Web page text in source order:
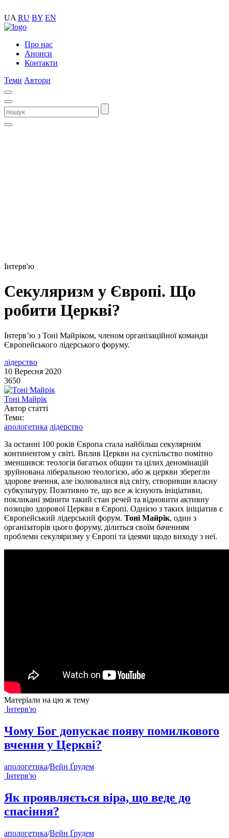
UA RU BY EN
Про нас
Анонси
Контакти
Теми Автори
Інтерв'ю
Секуляризм у Європі. Що
робити Церкві?
Інтерв’ю з Тоні Майріком, членом організаційної команди
Європейського лідерського форуму.
лідерство
10 Вересня 2020
3650
Тоні Майрік
Автор статті
Теми:
апологетика лідерство
За останні 100 років Європа стала найбільш секулярним
континентом у світі. Вплив Церкви на суспільство помітно
зменшився: теологія багатьох общин та цілих деномінацій
зруйнована ліберальною теологією, або ж церкви зберегли
здорове вчення, але ізолювалися від світу, створивши власну
субкультуру. Позитивно те, що все ж існують ініціативи,
покликані змінити такий стан речей та відновити активну
позицію здорової Церкви в Європі. Однією з таких ініціатив є
Європейський лідерський форум. Тоні Майрік, один з
організаторів цього форуму, ділиться своїм баченням
проблеми секуляризму у Європі та ідеями щодо виходу з неї.
Матеріали на цю ж тему
Інтерв'ю
Чому Бог допускає появу помилкового
вчення у Церкві?
апологетика/Вейн Ґрудем
Інтерв'ю
Як проявляється віра, що веде до
спасіння?
апологетика/Вейн Ґрудем